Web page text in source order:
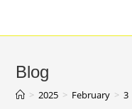
Blog
> 2025 > February > 3